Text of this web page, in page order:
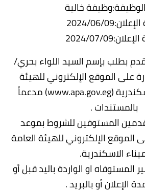
خالية
06/09
07/09
بطلب بإسم السيد اللواء بحري/
على الموقع الإلكتروني للهيئة
العامة لميناء الاسكندرية (www.apa.gov.eg) مدعماً
بالمستندات .
المستوفين للشروط بموعد
الموقع الإلكتروني للهيئة العامة
الاسكندرية.
المستوفاه او الواردة باليد قبل أو
الإعلان أو بالبريد .